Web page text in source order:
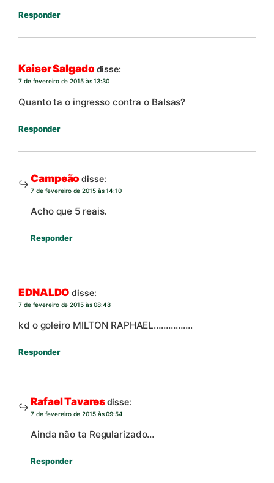
Responder
Kaiser Salgado disse:
7 de fevereiro de 2015 às 13:30
Quanto ta o ingresso contra o Balsas?
Responder
Campeão disse:
7 de fevereiro de 2015 às 14:10
Acho que 5 reais.
Responder
EDNALDO disse:
7 de fevereiro de 2015 às 08:48
kd o goleiro MILTON RAPHAEL…………….
Responder
Rafael Tavaresdisse:
7 de fevereiro de 2015 às 09:54
Ainda não ta Regularizado…
Responder